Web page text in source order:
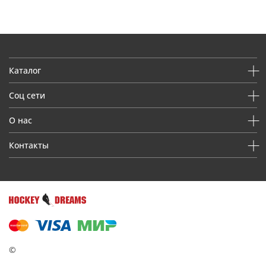
Каталог
Соц сети
О нас
Контакты
©